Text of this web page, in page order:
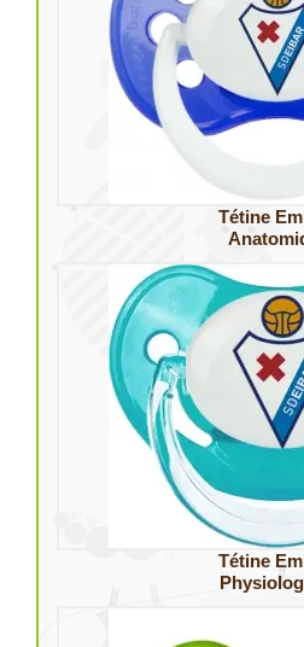
Tétine
Tétine